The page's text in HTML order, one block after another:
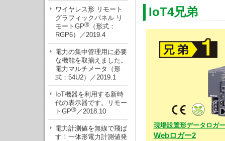
ワイヤレス形 リモート
グラフィックパネル リ
モートGP® （形式：
RGP6）／2019.4
電力の集中管理用に必要
な機能を取揃えました。
電力マルチメータ（形
式：54U2）／2019.1
IoT機器を利用する新時
代の表示器です。リモー
トGP®／2018.10
電力計測値を無線で飛ば
す！一体形電力計測値発
IoT4兄弟
現場設置形データロガー
Webロガー2